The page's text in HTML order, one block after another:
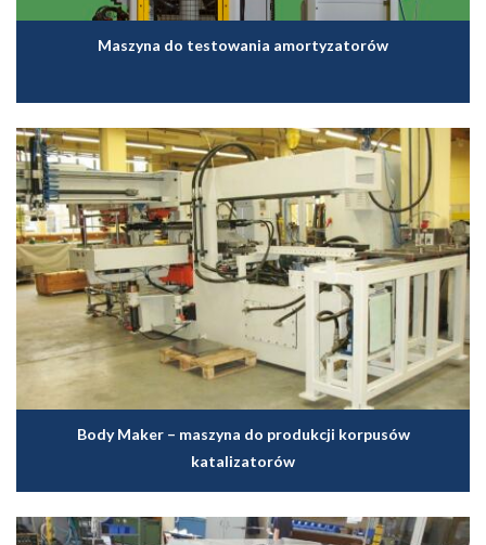
Maszyna do testowania amortyzatorów
Body Maker – maszyna do produkcji korpusów
katalizatorów